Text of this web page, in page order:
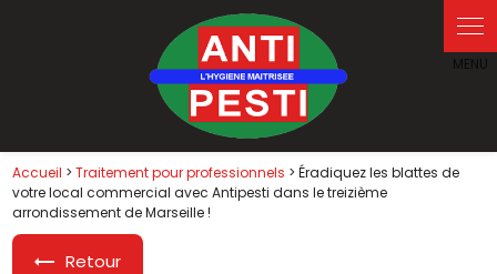
Accueil >Traitement pour professionnels > Éradiquez les blattes de
votre local commercial avec Antipesti dans le treizième
arrondissement de Marseille !
Retour
Panneau de gestion des cookies